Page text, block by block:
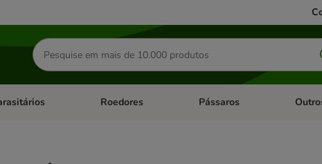
Pesquisar
produtos
de categoria: Dieta Vet.Abrir menu de categoria: Antiparasitários
Roedores Abrir menu de categoria:
Pássaros Abrir